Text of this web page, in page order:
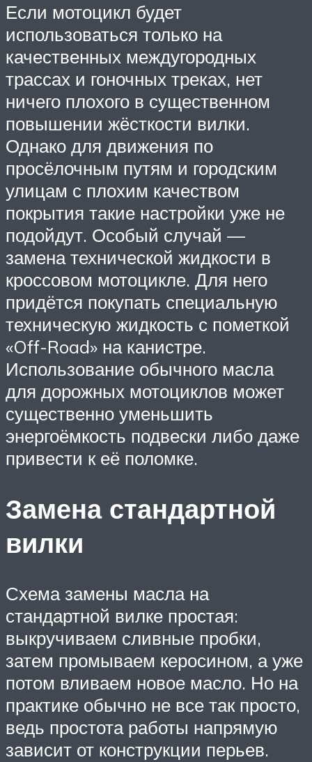
Если мотоцикл будет
использоваться только на
качественных междугородных
трассах и гоночных треках, нет
ничего плохого в существенном
повышении жёсткости вилки.
Однако для движения по
просёлочным путям и городским
улицам с плохим качеством
покрытия такие настройки уже не
подойдут. Особый случай —
замена технической жидкости в
кроссовом мотоцикле. Для него
придётся покупать специальную
техническую жидкость с пометкой
«Off-Road» на канистре.
Использование обычного масла
для дорожных мотоциклов может
существенно уменьшить
энергоёмкость подвески либо даже
привести к её поломке.
Замена стандартной
вилки
Схема замены масла на
стандартной вилке простая:
выкручиваем сливные пробки,
затем промываем керосином, а уже
потом вливаем новое масло. Но на
практике обычно не все так просто,
ведь простота работы напрямую
зависит от конструкции перьев.